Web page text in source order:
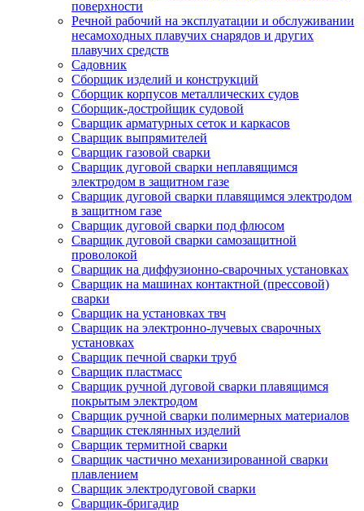
поверхности
Речной рабочий на эксплуатации и обслуживании
несамоходных плавучих снарядов и других
плавучих средств
Садовник
Сборщик изделий и конструкций
Сборщик корпусов металлических судов
Сборщик-достройщик судовой
Сварщик арматурных сеток и каркасов
Сварщик выпрямителей
Сварщик газовой сварки
Сварщик дуговой сварки неплавящимся
электродом в защитном газе
Сварщик дуговой сварки плавящимся электродом
в защитном газе
Сварщик дуговой сварки под флюсом
Сварщик дуговой сварки самозащитной
проволокой
Сварщик на диффузионно-сварочных установках
Сварщик на машинах контактной (прессовой)
сварки
Сварщик на установках твч
Сварщик на электронно-лучевых сварочных
установках
Сварщик печной сварки труб
Сварщик пластмасс
Сварщик ручной дуговой сварки плавящимся
покрытым электродом
Сварщик ручной сварки полимерных материалов
Сварщик стеклянных изделий
Сварщик термитной сварки
Сварщик частично механизированной сварки
плавлением
Сварщик электродуговой сварки
Сварщик-бригадир